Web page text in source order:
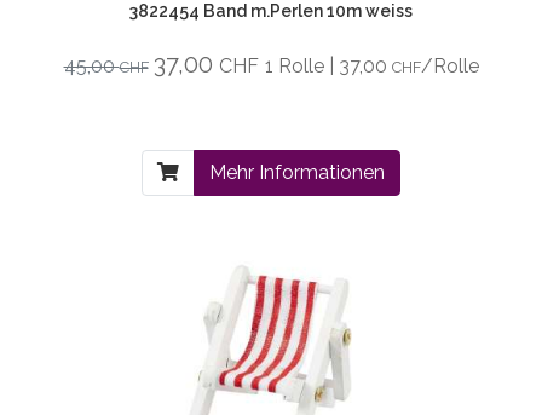
3822454 Band m.Perlen 10m weiss
45,00CHF 37,00 CHF 1 Rolle | 37,00 CHF/Rolle
Mehr Informationen